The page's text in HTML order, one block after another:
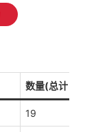
数量(总计 69 个)
19